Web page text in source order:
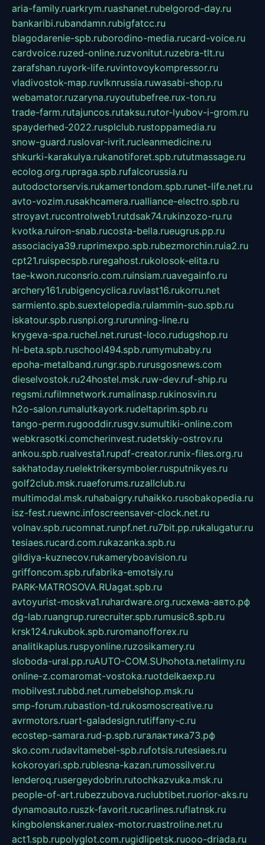
aria-family.ruarkrym.ruashanet.rubelgorod-day.ru
bankaribi.rubandamn.rubigfatcc.ru
blagodarenie-spb.ruborodino-media.rucard-voice.ru
cardvoice.ruzed-online.ruzvonitut.ruzebra-tlt.ru
zarafshan.ruyork-life.ruvintovoykompressor.ru
vladivostok-map.ruvlknrussia.ruwasabi-shop.ru
webamator.ruzaryna.ruyoutubefree.rux-ton.ru
trade-farm.rutajuncos.rutaksu.rutor-lyubov-i-grom.ru
spayderhed-2022.rusplclub.rustoppamedia.ru
snow-guard.ruslovar-ivrit.rucleanmedicine.ru
shkurki-karakulya.rukanotiforet.spb.rututmassage.ru
ecolog.org.rupraga.spb.rufalcorussia.ru
autodoctorservis.rukamertondom.spb.runet-life.net.ru
avto-vozim.rusakhcamera.rualliance-electro.spb.ru
stroyavt.rucontrolweb1.rutdsak74.rukinzozo-ru.ru
kvotka.ruiron-snab.rucosta-bella.rueugrus.pp.ru
associaciya39.ruprimexpo.spb.rubezmorchin.ruia2.ru
cpt21.ruispecspb.ruregahost.rukolosok-elita.ru
tae-kwon.ruconsrio.com.ruinsiam.ruavegainfo.ru
archery161.rubigencyclica.ruvlast16.rukorru.net
sarmiento.spb.suextelopedia.rulammin-suo.spb.ru
iskatour.spb.rusnpi.org.rurunning-line.ru
krygeva-spa.ruchel.net.rurust-loco.rudugshop.ru
hl-beta.spb.ruschool494.spb.rumymubaby.ru
epoha-metalband.rungr.spb.rurusgosnews.com
dieselvostok.ru24hostel.msk.ruw-dev.ruf-ship.ru
regsmi.rufilmnetwork.rumalinasp.rukinosvin.ru
h2o-salon.rumalutkayork.rudeltaprim.spb.ru
tango-perm.rugooddir.rusgv.sumultiki-online.com
webkrasotki.comcherinvest.rudetskiy-ostrov.ru
ankou.spb.rualvesta1.rupdf-creator.runix-files.org.ru
sakhatoday.ruelektrikersymboler.rusputnikyes.ru
golf2club.msk.ruaeforums.ruzallclub.ru
multimodal.msk.ruhabaigry.ruhaikko.rusobakopedia.ru
isz-fest.ruewnc.infoscreensaver-clock.net.ru
volnav.spb.rucomnat.runpf.net.ru7bit.pp.rukalugatur.ru
tesiaes.rucard.com.rukazanka.spb.ru
gildiya-kuznecov.rukameryboavision.ru
griffoncom.spb.rufabrika-emotsiy.ru
PARK-MATROSOVA.RUagat.spb.ru
avtoyurist-moskva1.ruhardware.org.ruсхема-авто.рф
dg-lab.ruangrup.rurecruiter.spb.rumusic8.spb.ru
krsk124.rukubok.spb.ruromanofforex.ru
analitikaplus.ruspyonline.ruzosikamery.ru
sloboda-ural.pp.ruAUTO-COM.SUhohota.netalimy.ru
online-z.comaromat-vostoka.ruotdelkaexp.ru
mobilvest.rubbd.net.rumebelshop.msk.ru
smp-forum.rubastion-td.rukosmoscreative.ru
avrmotors.ruart-galadesign.rutiffany-c.ru
ecostep-samara.rud-p.spb.ruгалактика73.рф
sko.com.rudavitamebel-spb.rufotsis.rutesiaes.ru
kokoroyari.spb.rublesna-kazan.rumossilver.ru
lenderoq.rusergeydobrin.rutochkazvuka.msk.ru
people-of-art.rubezzubova.ruclubtibet.ruorior-aks.ru
dynamoauto.ruszk-favorit.rucarlines.ruflatnsk.ru
kingbolenskaner.rualex-motor.ruastroline.net.ru
act1.spb.rupolyglot.com.rugidlipetsk.ruooo-driada.ru